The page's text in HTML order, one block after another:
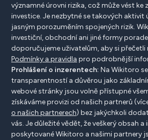
významné úrovni rizika, což může vést ke
investice. Je nezbytné se takových aktivit
jasným porozuměním spojených rizik.
investiční, obchodní ani jiné formy
doporučujeme uživatelům, aby si přečetli
Podmínky a pravidla pro podrobnější
Prohlášení o inzerentech: Na Wikitoro
transparentností a důvěrou jako
webové stránky jsou volně přístupné
získáváme provizi od našich partnerů
o našich partnerech) bez jakýchkoli
vás. Je důležité vědět, že veškerý obsah
poskytované Wikitoro a našimi partnery